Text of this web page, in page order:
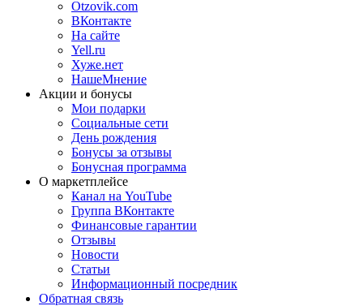
Otzovik.com
ВКонтакте
На сайте
Yell.ru
Хуже.нет
НашеМнение
Акции и бонусы
Мои подарки
Социальные сети
День рождения
Бонусы за отзывы
Бонусная программа
О маркетплейсе
Канал на YouTube
Группа ВКонтакте
Финансовые гарантии
Отзывы
Новости
Статьи
Информационный посредник
Обратная связь